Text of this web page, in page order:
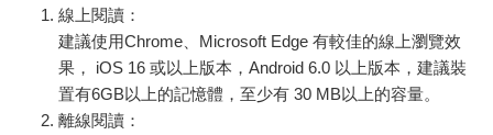
線上閱讀：
建議使用Chrome、Microsoft Edge 有較佳的線上瀏覽效
果， iOS 16 或以上版本，Android 6.0 以上版本，建議裝
置有6GB以上的記憶體，至少有 30 MB以上的容量。
離線閱讀：